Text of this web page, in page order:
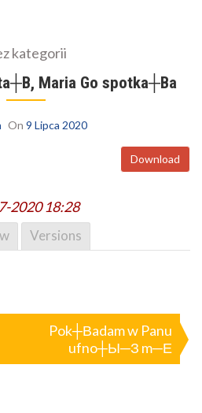
kategorii
Maria Go spotka┼Вa
On 9 Lipca 2020
Download
2020 18:28
Versions
Pok┼Вadam w Panu
ufno┼Ы─З m─Е